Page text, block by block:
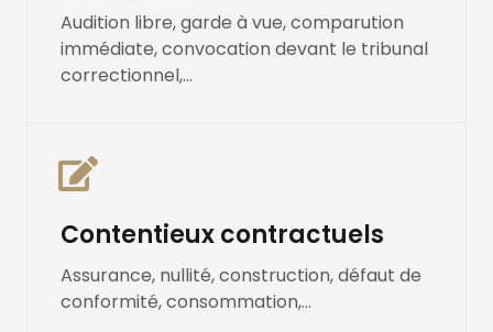
Audition libre, garde à vue, comparution
immédiate, convocation devant le tribunal
correctionnel,...
Contentieux contractuels
Assurance, nullité, construction, défaut de
conformité, consommation,...